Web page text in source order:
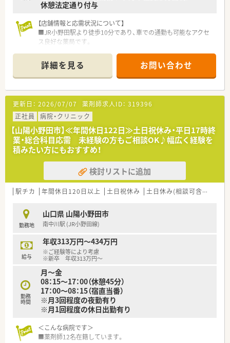
■働き方改革に沿って、有給休暇消化が促進されています。
的に残業は少ないため、調剤併設店でも18時半～19時までには
帰宅できる店舗がほとんどです。※繁忙期等は科目によって残
業が発生してしまう可能性はございます。
＜こんな方にもオススメ＞
■調剤の経験を積みつつ、OTCも学べる環境に身を置きたい方
■生活スタイルに合わせて長く働きたい方
休憩法定通り付与
【店舗情報と応需状況について】
■JR小野田駅より徒歩10分であり、車での通勤も可能なアクセ
ス良好な薬局です。
しています。
■処方箋枚数は1日平均50枚程度で、複数の薬剤師が協力して丁
寧に対応しています。
【募集背景と求める人物像について】
■今回は、店舗体制の維持・強化を目的とした、正社員募集とな
ります。
■患者様とのコミュニケーションを大切にし、丁寧な服薬指導が
できる方を歓迎します。
■協調性があり、スタッフと協力して働きやすい職場作りができ
る方を求めています。
【法人特徴について】
■山口県を中心に30店舗以上を展開し、地域社会への貢献を重
視する安定経営の企業です。
に積極的に取り組んでいます。
■有給休暇取得率は90％以上、育休復帰率は100％と、働きやす
さが数字にも表れています。
詳細を見る お問い合わせ
更新日： 2026/07/07 薬剤師求人ID： 319396
正社員
病院・クリニック
【山陽小野田市】≪年間休日122日≫土日祝休み・平日17時終
業・総合科目応需 未経験の方もご相談OK♪幅広く経験を
積みたい方にもおすすめ！
検討リストに追加
駅チカ 年間休日120日以上 土日祝休み 土日休み(相談可含む)
勤務地
山口県 山陽小野田市
南中川駅 (JR小野田線)
給与
年収313万円～434万円
※ご経験等により考慮
※新卒 年収313万円～
勤務
時間
月～金
08：15～17：00（休憩45分）
17：00～08：15（宿直当番）
※月3回程度の夜勤有り
※月1回程度の休日出勤有り
＜こんな病院です＞
■薬剤師12名在籍しています。